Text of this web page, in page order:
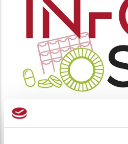
INFO SPD